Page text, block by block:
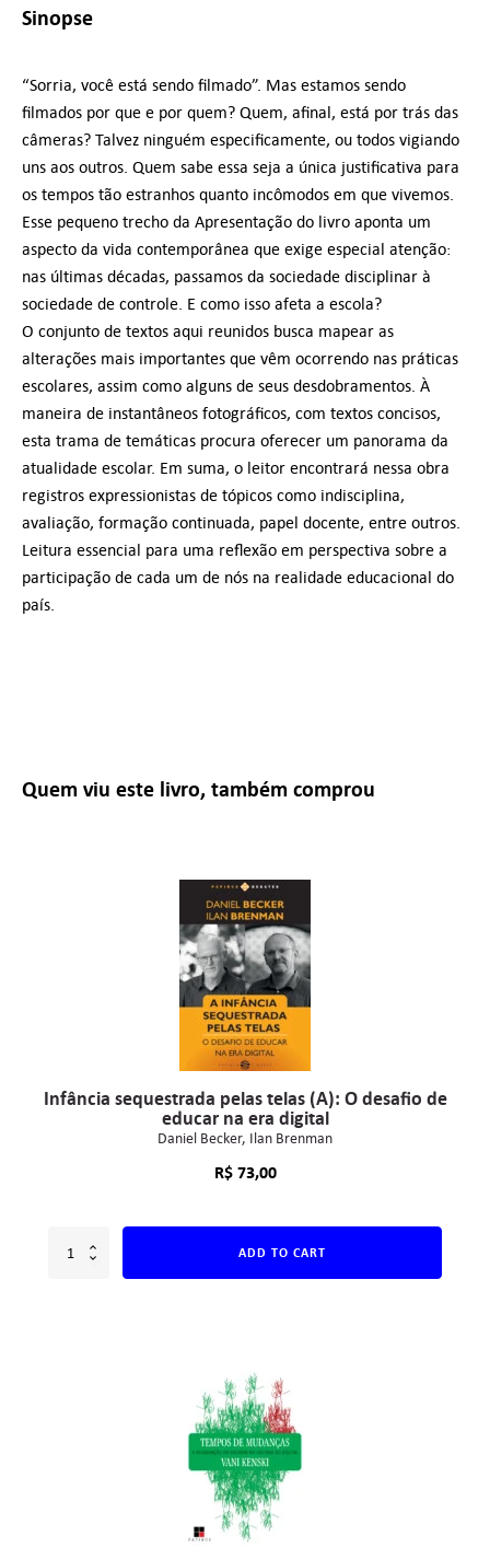
Sinopse
“Sorria, você está sendo filmado”. Mas estamos sendo
filmados por que e por quem? Quem, afinal, está por trás das
câmeras? Talvez ninguém especificamente, ou todos vigiando
uns aos outros. Quem sabe essa seja a única justificativa para
os tempos tão estranhos quanto incômodos em que vivemos.
Esse pequeno trecho da Apresentação do livro aponta um
aspecto da vida contemporânea que exige especial atenção:
nas últimas décadas, passamos da sociedade disciplinar à
sociedade de controle. E como isso afeta a escola?
O conjunto de textos aqui reunidos busca mapear as
alterações mais importantes que vêm ocorrendo nas práticas
escolares, assim como alguns de seus desdobramentos. À
maneira de instantâneos fotográficos, com textos concisos,
esta trama de temáticas procura oferecer um panorama da
atualidade escolar. Em suma, o leitor encontrará nessa obra
registros expressionistas de tópicos como indisciplina,
avaliação, formação continuada, papel docente, entre outros.
Leitura essencial para uma reflexão em perspectiva sobre a
participação de cada um de nós na realidade educacional do
país.
Quem viu este livro, também comprou
Infância sequestrada pelas telas (A): O desafio de
educar na era digital
Daniel Becker Ilan Brenman
R$73,00
ADD TO CART